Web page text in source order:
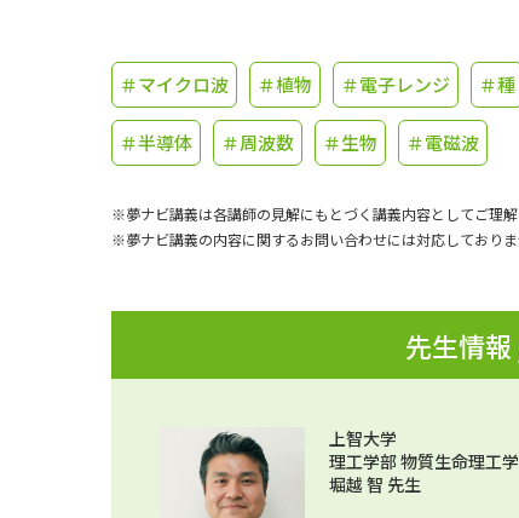
＃マイクロ波 ＃植物 ＃電子レンジ ＃種
＃半導体 ＃周波数 ＃生物 ＃電磁波
※夢ナビ講義は各講師の見解にもとづく講義内容としてご理解
※夢ナビ講義の内容に関するお問い合わせには対応しておりま
先生情
上智大学
理工学部 物質生命理工
堀越 智 先生